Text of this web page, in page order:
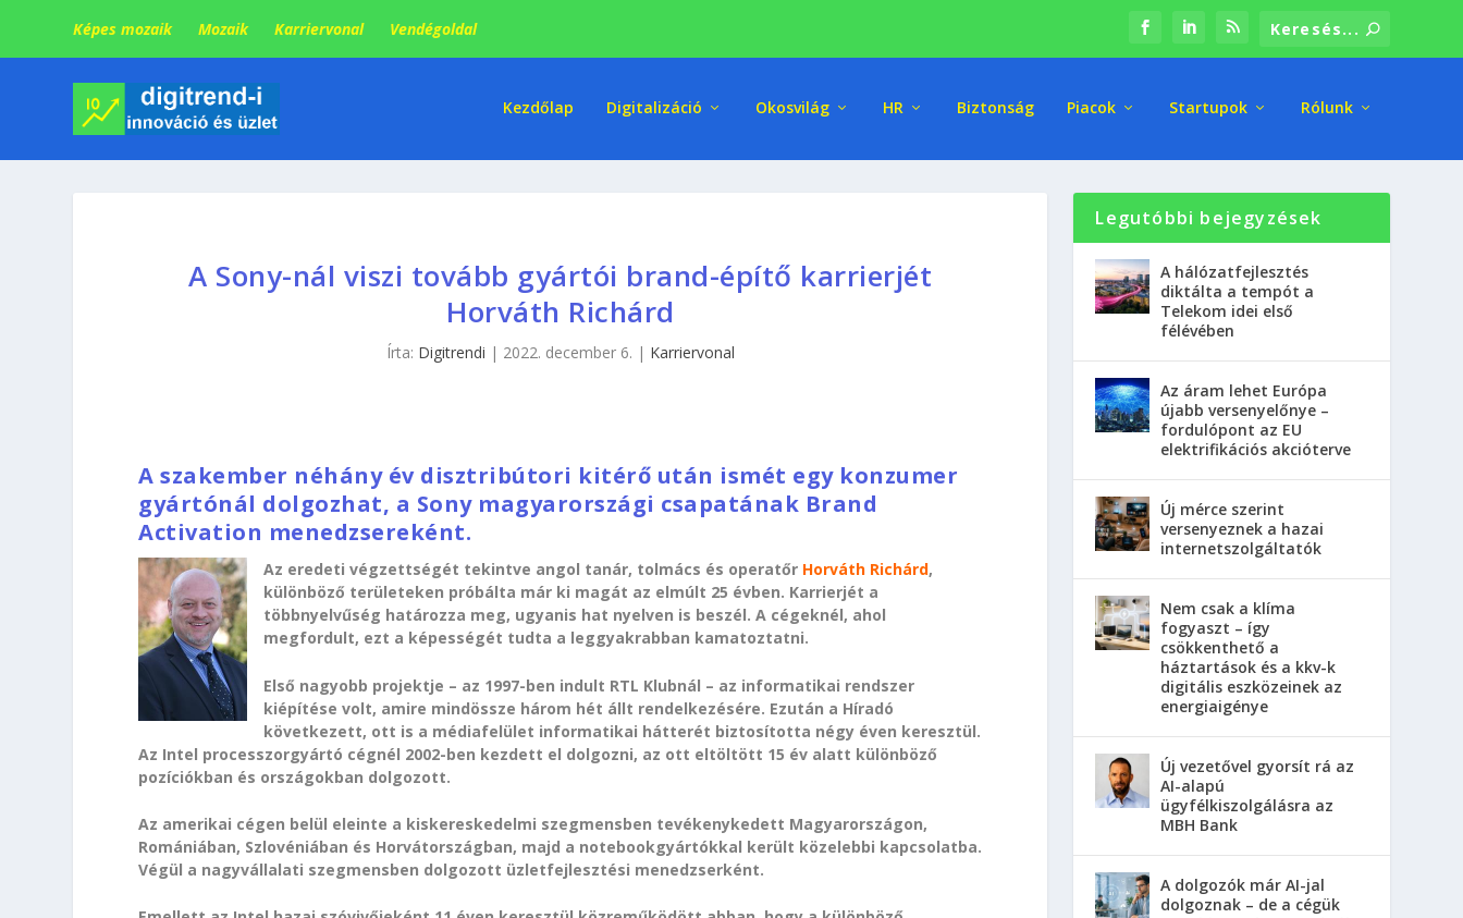
Képes mozaik Mozaik Karriervonal Vendégoldal
Kezdőlap Digitalizáció Okosvilág HR Biztonság Piacok Startupok Rólunk
A Sony-nál viszi tovább gyártói brand-építő karrierjét
Horváth Richárd
Írta: Digitrendi | 2022. december 6. | Karriervonal
A szakember néhány év disztribútori kitérő után ismét egy konzumer
gyártónál dolgozhat, a Sony magyarországi csapatának Brand
Activation menedzsereként.
Az eredeti végzettségét tekintve angol tanár, tolmács és operatőr Horváth Richárd,
különböző területeken próbálta már ki magát az elmúlt 25 évben. Karrierjét a
többnyelvűség határozza meg, ugyanis hat nyelven is beszél. A cégeknél, ahol
megfordult, ezt a képességét tudta a leggyakrabban kamatoztatni.
Első nagyobb projektje – az 1997-ben indult RTL Klubnál – az informatikai rendszer
kiépítése volt, amire mindössze három hét állt rendelkezésére. Ezután a Híradó
következett, ott is a médiafelület informatikai hátterét biztosította négy éven keresztül.
Az Intel processzorgyártó cégnél 2002-ben kezdett el dolgozni, az ott eltöltött 15 év alatt különböző
pozíciókban és országokban dolgozott.
Az amerikai cégen belül eleinte a kiskereskedelmi szegmensben tevékenykedett Magyarországon,
Romániában, Szlovéniában és Horvátországban, majd a notebookgyártókkal került közelebbi kapcsolatba.
Végül a nagyvállalati szegmensben dolgozott üzletfejlesztési menedzserként.
Legutóbbi bejegyzések
A hálózatfejlesztés
diktálta a tempót a
Telekom idei első
félévében
Az áram lehet Európa
újabb versenyelőnye –
fordulópont az EU
elektrifikációs akcióterve
Új mérce szerint
versenyeznek a hazai
internetszolgáltatók
Nem csak a klíma
fogyaszt – így
csökkenthető a
háztartások és a kkv-k
digitális eszközeinek az
energiaigénye
Új vezetővel gyorsít rá az
AI-alapú
ügyfélkiszolgálásra az
MBH Bank
A dolgozók már AI-jal
dolgoznak – de a cégük